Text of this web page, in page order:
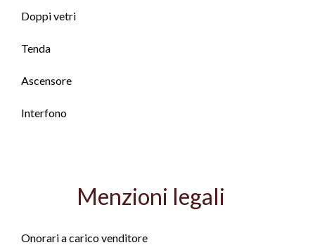
Doppi vetri
Tenda
Ascensore
Interfono
Menzioni legali
Onorari a carico venditore